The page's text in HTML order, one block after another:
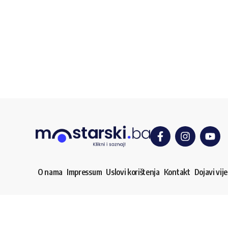
O nama Impressum Uslovi korištenja Kontakt Dojavi